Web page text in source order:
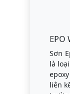
EPO
Sơn
là
liên